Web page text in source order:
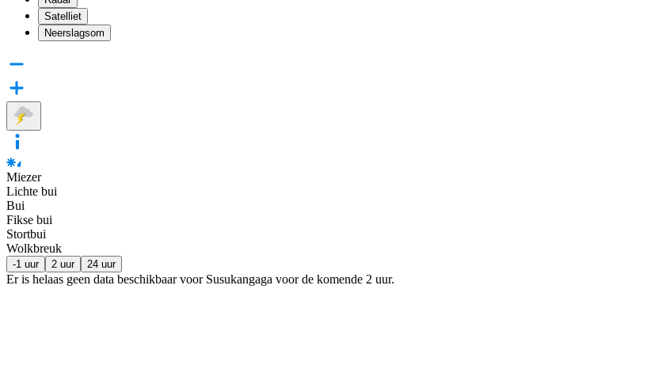
Satelliet
Neerslagsom
Miezer
Lichte bui
Bui
Fikse bui
Stortbui
Wolkbreuk
-1 uur 2 uur 24 uur
Er is helaas geen data beschikbaar voor Susukangaga voor de komende 2 uur.